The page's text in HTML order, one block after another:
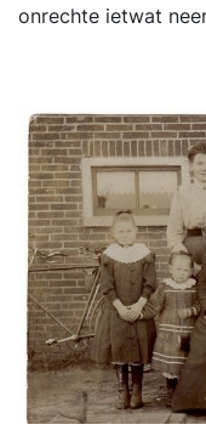
onrechte ietwat